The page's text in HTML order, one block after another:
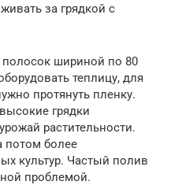
за грядкой с
полосок шириной по 80
теплицу, для
протянуть пленку.
грядки
растительности.
потом более
культур. Частый полив
проблемой.